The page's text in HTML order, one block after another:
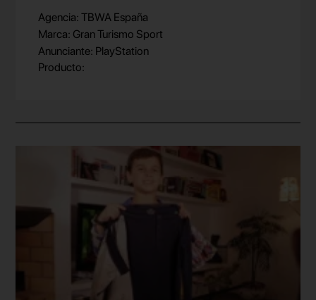
Agencia: TBWA España
Marca: Gran Turismo Sport
Anunciante: PlayStation
Producto: